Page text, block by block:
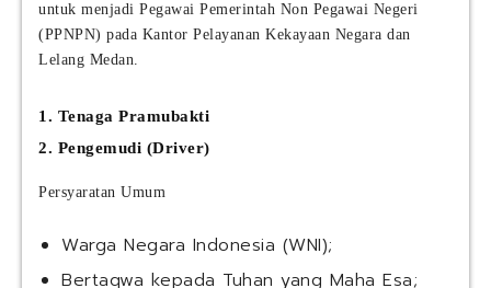
untuk menjadi Pegawai Pemerintah Non Pegawai Negeri
(PPNPN) pada Kantor Pelayanan Kekayaan Negara dan
Lelang Medan.
1. Tenaga Pramubakti
2. Pengemudi (Driver)
Persyaratan Umum
Warga Negara Indonesia (WNI);
Bertaqwa kepada Tuhan yang Maha Esa;